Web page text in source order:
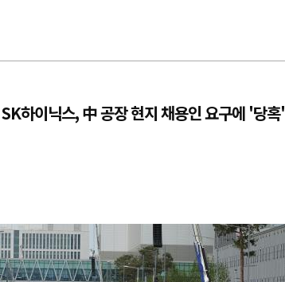
하이닉스, 中 공장 현지 채용인 요구에 '당혹'